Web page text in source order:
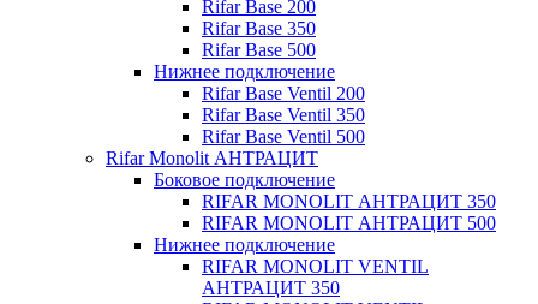
Rifar Base 200
Rifar Base 350
Rifar Base 500
Нижнее подключение
Rifar Base Ventil 200
Rifar Base Ventil 350
Rifar Base Ventil 500
Rifar Monolit АНТРАЦИТ
Боковое подключение
RIFAR MONOLIT АНТРАЦИТ 350
RIFAR MONOLIT АНТРАЦИТ 500
Нижнее подключение
RIFAR MONOLIT VENTIL
АНТРАЦИТ 350